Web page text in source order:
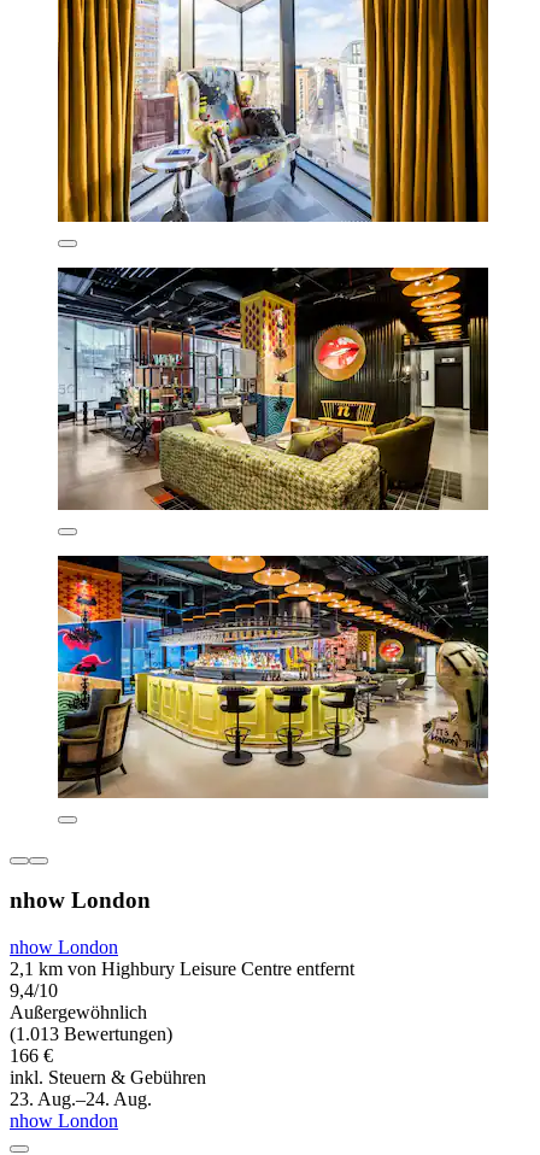
nhow London
nhow London
2,1 km von Highbury Leisure Centre entfernt
9,4/10
Außergewöhnlich
(1.013 Bewertungen)
166 €
inkl. Steuern & Gebühren
23. Aug.–24. Aug.
nhow London